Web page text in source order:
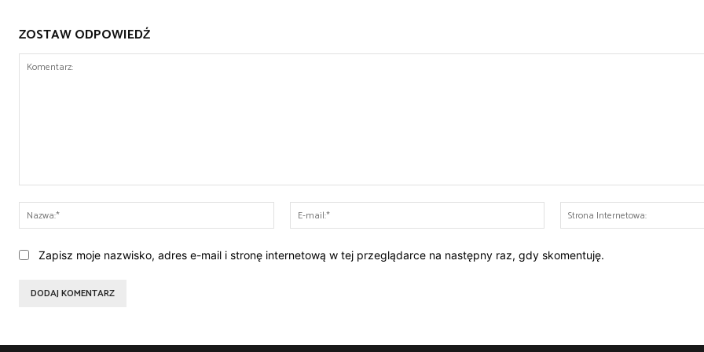
ZOSTAW ODPOWIEDŹ
Nazwa:*
mail:*
Zapisz moje nazwisko, adres e-mail i stronę internetową w tej przeglądarce na następny raz, gdy skomentuję.